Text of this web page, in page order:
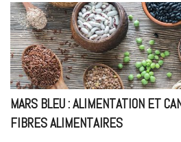
MARS BLEU : ALIMENTATION ET
FIBRES ALIMENTAIRES